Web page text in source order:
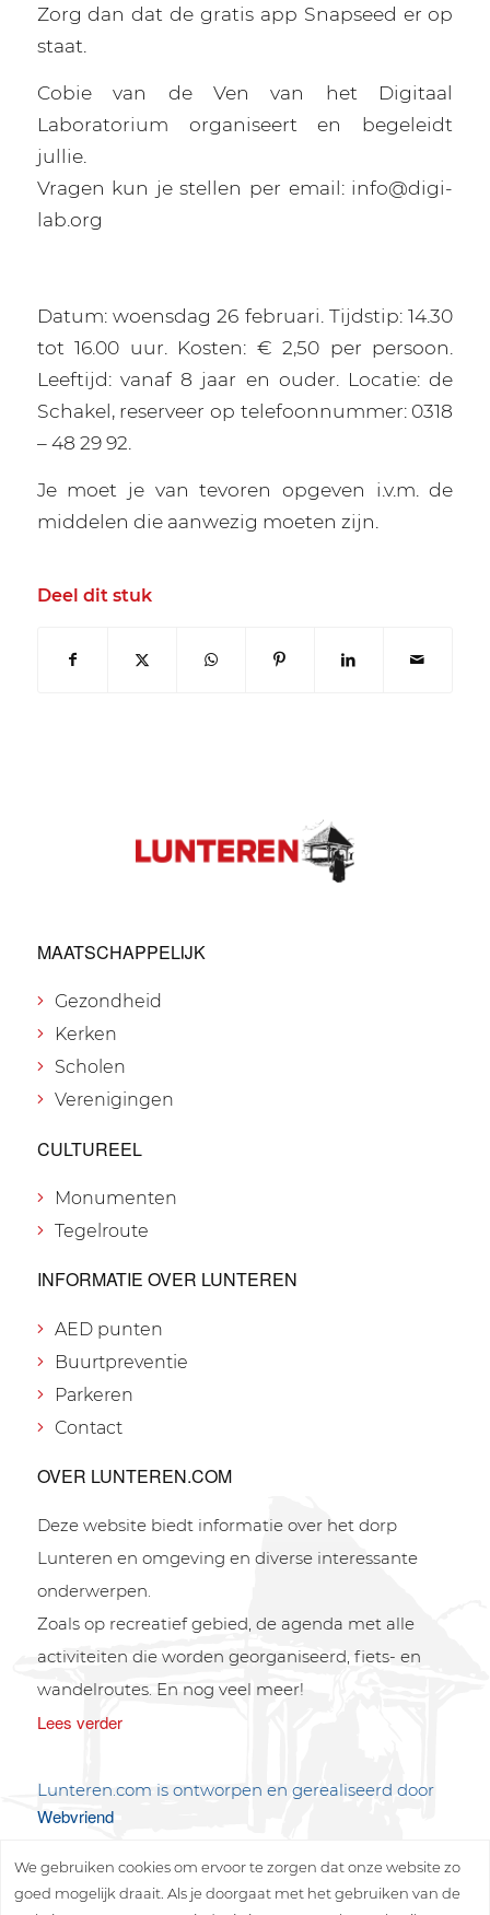
Zorg dan dat de gratis app Snapseed er op
staat.
Cobie van de Ven van het Digitaal
Laboratorium organiseert en begeleidt
jullie.
Vragen kun je stellen per email: info@digi-
lab.org
Datum: woensdag 26 februari. Tijdstip: 14.30
tot 16.00 uur. Kosten: € 2,50 per persoon.
Leeftijd: vanaf 8 jaar en ouder. Locatie: de
Schakel, reserveer op telefoonnummer: 0318
– 48 29 92.
Je moet je van tevoren opgeven i.v.m. de
middelen die aanwezig moeten zijn.
Deel dit stuk
MAATSCHAPPELIJK
Gezondheid
Kerken
Scholen
Verenigingen
CULTUREEL
Monumenten
Tegelroute
INFORMATIE OVER LUNTEREN
AED punten
Buurtpreventie
Parkeren
Contact
OVER LUNTEREN.COM
Deze website biedt informatie over het dorp
Lunteren en omgeving en diverse interessante
onderwerpen.
Zoals op recreatief gebied, de agenda met alle
activiteiten die worden georganiseerd, fiets- en
wandelroutes. En nog veel meer!
Lees verder
Lunteren.com is ontworpen en gerealiseerd door
Webvriend
We gebruiken cookies om ervoor te zorgen dat onze website zo
goed mogelijk draait. Als je doorgaat met het gebruiken van de